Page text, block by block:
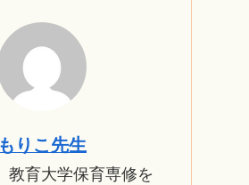
もりこ先生
教育大学保育専修を